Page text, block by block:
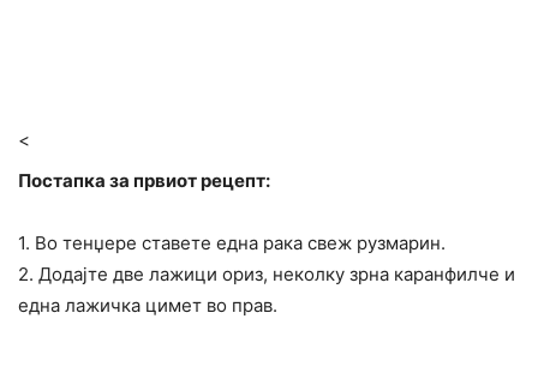
<
Постапка за првиот рецепт:
1. Во тенџере ставете една рака свеж рузмарин.
2. Додајте две лажици ориз, неколку зрна каранфилче и
една лажичка цимет во прав.